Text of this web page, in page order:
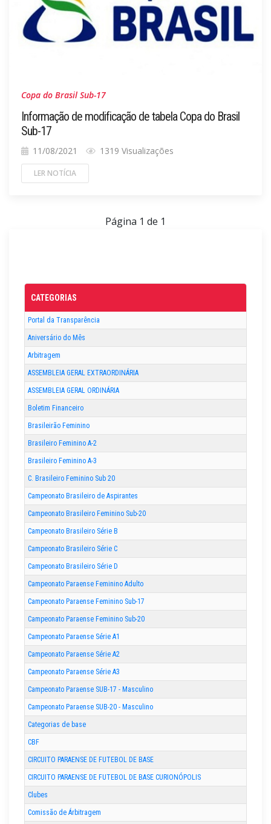
Copa do Brasil Sub-17
Informação de modificação de tabela Copa do Brasil
Sub-17
11/08/2021 1319 Visualizações
LER NOTÍCIA
Página 1 de 1
CATEGORIAS
Portal da Transparência
Aniversário do Mês
Arbitragem
ASSEMBLEIA GERAL EXTRAORDINÁRIA
ASSEMBLEIA GERAL ORDINÁRIA
Boletim Financeiro
Brasileirão Feminino
Brasileiro Feminino A-2
Brasileiro Feminino A-3
C. Brasileiro Feminino Sub 20
Campeonato Brasileiro de Aspirantes
Campeonato Brasileiro Feminino Sub-20
Campeonato Brasileiro Série B
Campeonato Brasileiro Série C
Campeonato Brasileiro Série D
Campeonato Paraense Feminino Adulto
Campeonato Paraense Feminino Sub-17
Campeonato Paraense Feminino Sub-20
Campeonato Paraense Série A1
Campeonato Paraense Série A2
Campeonato Paraense Série A3
Campeonato Paraense SUB-17 - Masculino
Campeonato Paraense SUB-20 - Masculino
Categorias de base
CBF
CIRCUITO PARAENSE DE FUTEBOL DE BASE
CIRCUITO PARAENSE DE FUTEBOL DE BASE CURIONÓPOLIS
Clubes
Comissão de Árbitragem